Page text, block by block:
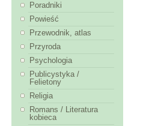
Poradniki
Powieść
Przewodnik, atlas
Przyroda
Psychologia
Publicystyka /
Felietony
Religia
Romans / Literatura
kobieca